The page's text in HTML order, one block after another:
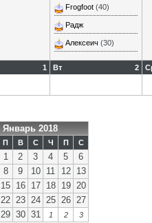
Frogfoot (40)
Радж
Алексеич (30)
1 2
Вт
Январь 2018
П В С Ч П
С
1 2 3 4 5 6
8 9 10 11 12 13
15 16 17 18 19 20
22 23 24 25 26 27
29 30 31 1 2 3